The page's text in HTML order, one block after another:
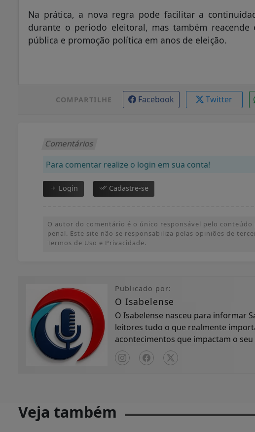
Na prática, a nova regra pode facilitar a
durante o período eleitoral, mas também
pública e promoção política em anos de eleição.
COMPARTILHE Facebook Twitter
Comentários
Para comentar realize o login em sua conta!
Login Cadastre-se
O autor do comentário é o único responsável pelo
penal. Este site não se responsabiliza pelas opiniões de
Termos de Uso e Privacidade.
Publicado por:
O Isabelense
O Isabelense nasceu para informar
leitores tudo o que realmente
acontecimentos que impactam o
compromisso com...
Veja também